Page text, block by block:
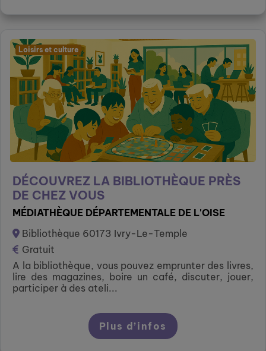
Loisirs et culture
DÉCOUVREZ LA BIBLIOTHÈQUE PRÈS
DE CHEZ VOUS
MÉDIATHÈQUE DÉPARTEMENTALE DE L'OISE
Bibliothèque 60173 Ivry-Le-Temple
Gratuit
A la bibliothèque, vous pouvez emprunter des livres,
lire des magazines, boire un café, discuter, jouer,
participer à des ateli...
Plus d’infos